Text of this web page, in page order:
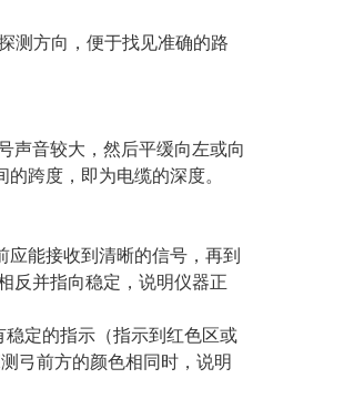
测方向，便于找见准确的路
声音较大，然后平缓向左或向
跨度，即为电缆的深度。
应能接收到清晰的信号，再到
反并指向稳定，说明仪器正
定的指示（指示到红色区或
弓前方的颜色相同时，说明